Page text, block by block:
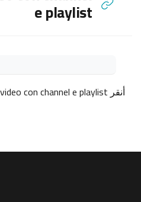
e playlist
أنقر con channel e playlist